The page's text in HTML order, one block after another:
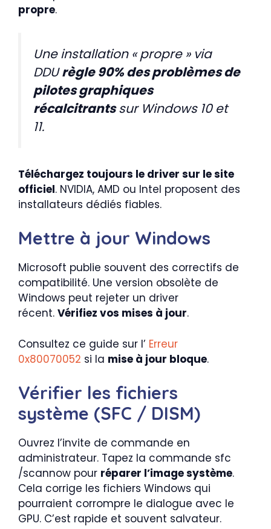
propre.
Une installation « propre » via
DDUrègle 90% des problèmes de
pilotes graphiques
récalcitrantssur Windows 10 et
11.
Téléchargez toujours le driver sur le site
officiel. NVIDIA, AMD ou Intel proposent des
installateurs dédiés fiables.
Mettre à jour Windows
Microsoft publie souvent des correctifs de
compatibilité. Une version obsolète de
Windows peut rejeter un driver
récent. Vérifiez vos mises à jour.
Consultez ce guide sur l’ Erreur
0x80070052 si la mise à jour bloque.
Vérifier les fichiers
système (SFC / DISM)
Ouvrez l’invite de commande en
administrateur. Tapez la commande sfc
/scannow pour réparer l’image système.
Cela corrige les fichiers Windows qui
pourraient corrompre le dialogue avec le
GPU. C’est rapide et souvent salvateur.